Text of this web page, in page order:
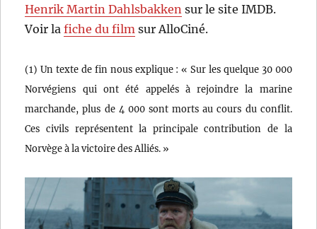
Henrik Martin Dahlsbakken sur le site IMDB.
Voir lafiche du film sur AlloCiné.
(1) Un texte de fin nous explique : « Sur les quelque 30 000
Norvégiens qui ont été appelés à rejoindre la marine
marchande, plus de 4 000 sont morts au cours du conflit.
Ces civils représentent la principale contribution de la
Norvège à la victoire des Alliés. »